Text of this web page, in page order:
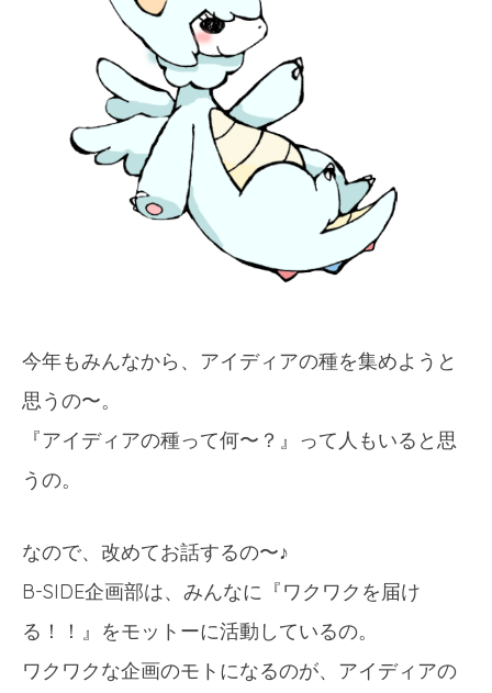
今年もみんなから、アイディアの種を集めようと
思うの〜。
『アイディアの種って何〜？』って人もいると思
うの。
なので、改めてお話するの〜♪
B-SIDE企画部は、みんなに『ワクワクを届け
る！！』をモットーに活動しているの。
ワクワクな企画のモトになるのが、アイディアの